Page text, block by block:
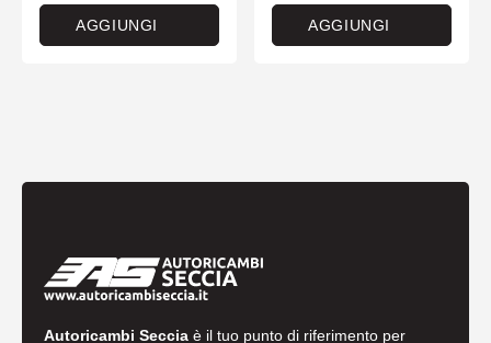
AGGIUNGI AGGIUNGI
Autoricambi Seccia è il tuo punto di riferimento per